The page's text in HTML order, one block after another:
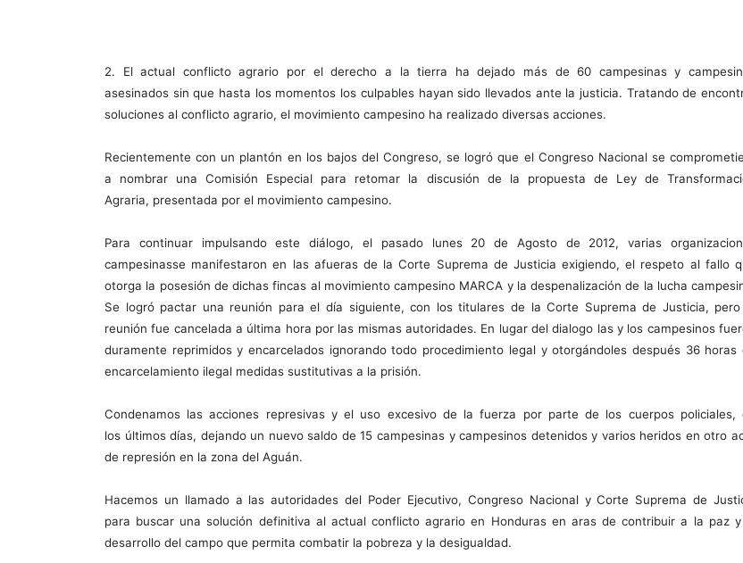
2. El actual conflicto agrario por el derecho a la tierra ha dejado más de 60 campesinas y
asesinados sin que hasta los momentos los culpables hayan sido llevados ante la justicia. Tratando de
soluciones al conflicto agrario, el movimiento campesino ha realizado diversas acciones.
Recientemente con un plantón en los bajos del Congreso, se logró que el Congreso Nacional se
a nombrar una Comisión Especial para retomar la discusión de la propuesta de Ley de
Agraria, presentada por el movimiento campesino.
Para continuar impulsando este diálogo, el pasado lunes 20 de Agosto de 2012, varias
campesinasse manifestaron en las afueras de la Corte Suprema de Justicia exigiendo, el respeto al fallo
otorga la posesión de dichas fincas al movimiento campesino MARCA y la despenalización de la lucha
Se logró pactar una reunión para el día siguiente, con los titulares de la Corte Suprema de Justicia,
reunión fue cancelada a última hora por las mismas autoridades. En lugar del dialogo las y los campesinos
duramente reprimidos y encarcelados ignorando todo procedimiento legal y otorgándoles después 36 horas
encarcelamiento ilegal medidas sustitutivas a la prisión.
Condenamos las acciones represivas y el uso excesivo de la fuerza por parte de los cuerpos policiales,
los últimos días, dejando un nuevo saldo de 15 campesinas y campesinos detenidos y varios heridos en otro
de represión en la zona del Aguán.
Hacemos un llamado a las autoridades del Poder Ejecutivo, Congreso Nacional y Corte Suprema de
para buscar una solución definitiva al actual conflicto agrario en Honduras en aras de contribuir a la paz
desarrollo del campo que permita combatir la pobreza y la desigualdad.